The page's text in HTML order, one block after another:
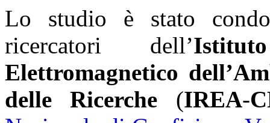
Lo studio è stato
ricercatori dell’
Elettromagnetico
delle Ricerche (IREA-